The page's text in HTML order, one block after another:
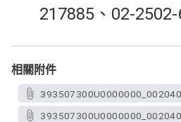
217885、02-2502-
相關附件